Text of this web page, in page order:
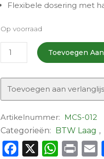
Flexibele dosering met
Op voorraad
Vitamin
D3
Drops
(2000
Toevoegen
Toevoegen aan
Artikelnummer: MCS-012
Categorieën: BTW Laag ,
Facebook
X